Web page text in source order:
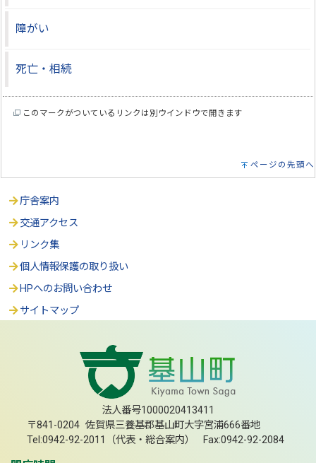
障がい
死亡・相続
このマークがついているリンクは別ウインドウで開きます
ページの先頭へ
庁舎案内
交通アクセス
リンク集
個人情報保護の取り扱い
HPへのお問い合わせ
サイトマップ
法人番号1000020413411
〒841-0204 佐賀県三養基郡基山町大字宮浦666番地
Tel:0942-92-2011（代表・総合案内） Fax:0942-92-2084